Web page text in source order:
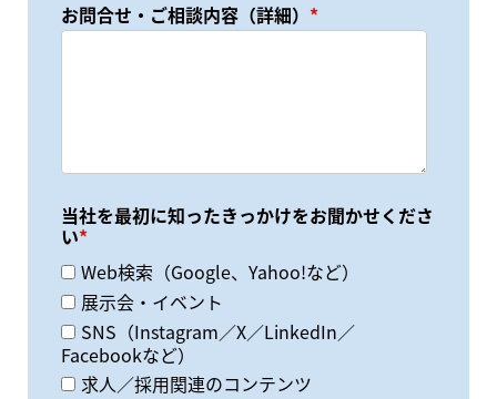
お問合せ・ご相談内容（詳細） *
当社を最初に知ったきっかけをお聞かせくださ
い*
Web検索（Google、Yahoo!など）
展示会・イベント
SNS（Instagram／X／LinkedIn／
Facebookなど）
求人／採用関連のコンテンツ